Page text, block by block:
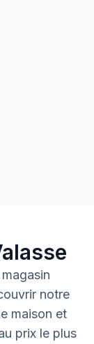
notre
maison et
prix le plus